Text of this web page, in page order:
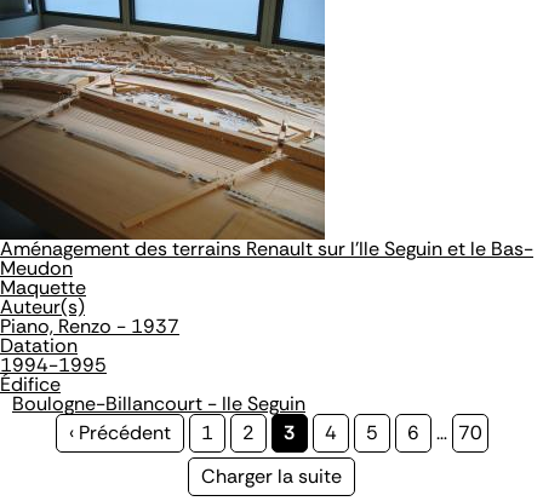
Aménagement des terrains Renault sur l'Ile Seguin et le Bas-
Meudon
Maquette
Auteur(s)
Piano, Renzo - 1937
Datation
1994-1995
Édifice
Boulogne-Billancourt - Ile Seguin
Page
‹ Précédent Page
1 Page
2
Page
courante
3 Page
4 Page
5 Page
6 … Page
70
Page
Charger la suite